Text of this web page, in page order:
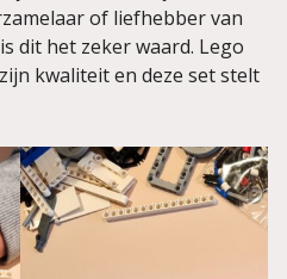
of liefhebber van
dit het zeker waard. Lego
kwaliteit en deze set stelt